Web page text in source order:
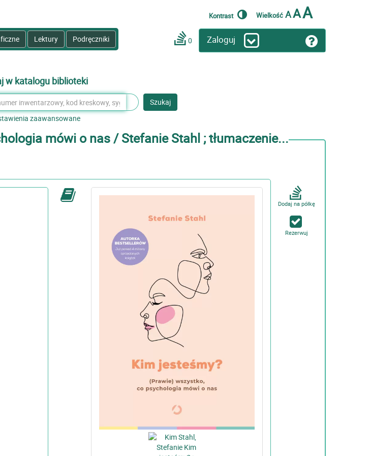
Kontrast Wielkość AAA
Lektury Podręczniki 0 Zaloguj
w katalogu biblioteki
Szukaj
zaawansowane
mówi o nas / Stefanie Stahl ; tłumaczenie...
Dodaj na półkę
Rezerwuj